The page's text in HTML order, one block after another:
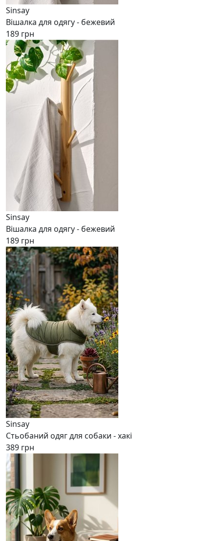
Sinsay
Вішалка для одягу - бежевий
189 грн
Sinsay
Вішалка для одягу - бежевий
189 грн
Sinsay
Стьобаний одяг для собаки - хакі
389 грн